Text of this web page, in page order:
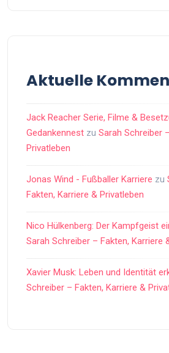
Aktuelle
Jack Reacher Serie, Filme &
Gedankennest zu Sarah Schreiber
Privatleben
Jonas Wind - Fußballer Karriere zu
Fakten, Karriere & Privatleben
Nico Hülkenberg: Der Kampfgeist
Sarah Schreiber – Fakten, Karriere
Xavier Musk: Leben und Identität
Schreiber – Fakten, Karriere &